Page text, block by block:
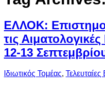
ΕΛΛΟΚ:
τις
12-13
Ιδιωτικός Τομέας, Τελευταίες